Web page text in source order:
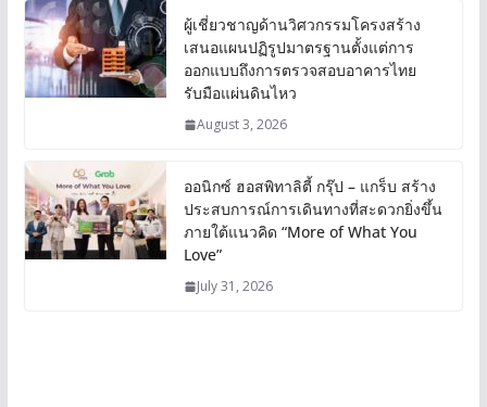
ผู้เชี่ยวชาญด้านวิศวกรรมโครงสร้าง
เสนอแผนปฏิรูปมาตรฐานตั้งแต่การ
ออกแบบถึงการตรวจสอบอาคารไทย
รับมือแผ่นดินไหว
August 3, 2026
ออนิกซ์ ฮอสพิทาลิตี้ กรุ๊ป – แกร็บ สร้าง
ประสบการณ์การเดินทางที่สะดวกยิ่งขึ้น
ภายใต้แนวคิด “More of What You
Love”
July 31, 2026